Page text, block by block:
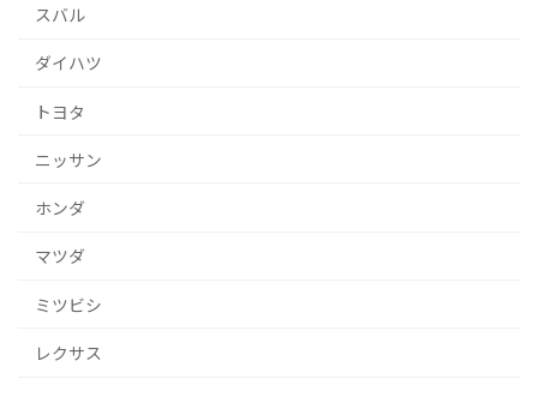
スバル
ダイハツ
トヨタ
ニッサン
ホンダ
マツダ
ミツビシ
レクサス